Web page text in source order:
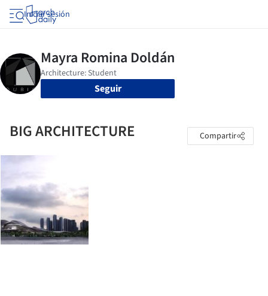
Iniciar sesión
Seguir
BIG ARCHITECTURE Compartir